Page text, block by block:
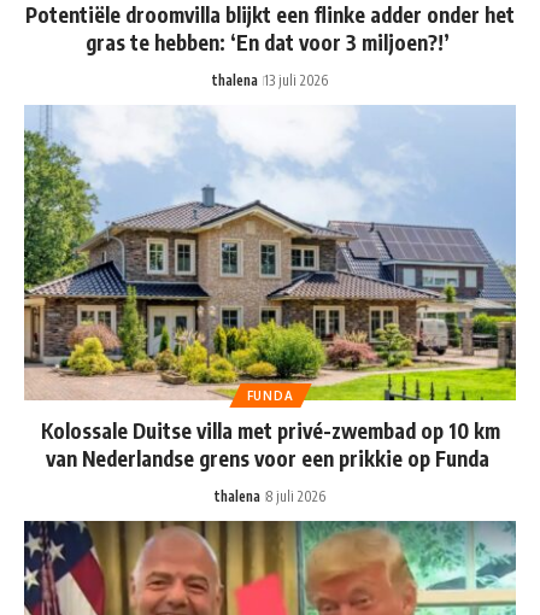
Potentiële droomvilla blijkt een flinke adder onder het
gras te hebben: ‘En dat voor 3 miljoen?!’
thalena 13 juli 2026
FUNDA
Kolossale Duitse villa met privé-zwembad op 10 km
van Nederlandse grens voor een prikkie op Funda
thalena 8 juli 2026